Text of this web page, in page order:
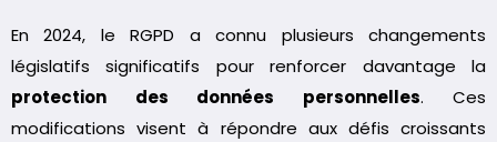
En 2024, le RGPD a connu plusieurs changements
législatifs significatifs pour renforcer davantage la
protection des données personnelles. Ces
modifications visent à répondre aux défis croissants